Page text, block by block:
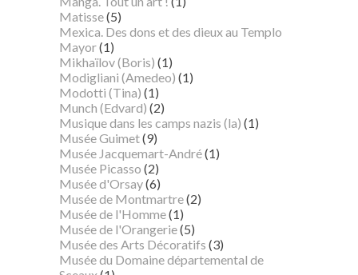
Matisse(5)
Mexica. Des dons et des dieux au Templo
Mayor(1)
Mikhaïlov (Boris) (1)
Modigliani (Amedeo) (1)
Modotti (Tina) (1)
Munch (Edvard) (2)
Musique dans les camps nazis (la) (1)
Musée Guimet(9)
Musée Jacquemart-André(1)
Musée Picasso (2)
Musée d'Orsay(6)
Musée de Montmartre(2)
Musée de l'Homme(1)
Musée de l'Orangerie(5)
Musée des Arts Décoratifs (3)
Musée du Domaine départemental de